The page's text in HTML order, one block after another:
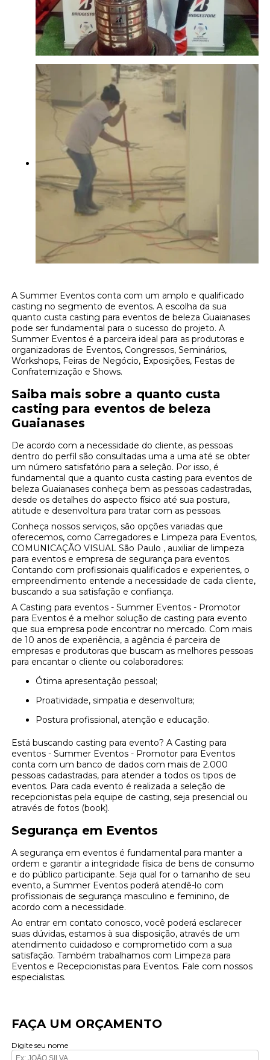
A Summer Eventos conta com um amplo e qualificado
casting no segmento de eventos. A escolha da sua
quanto custa casting para eventos de beleza Guaianases
pode ser fundamental para o sucesso do projeto. A
Summer Eventos é a parceira ideal para as produtoras e
organizadoras de Eventos, Congressos, Seminários,
Workshops, Feiras de Negócio, Exposições, Festas de
Confraternização e Shows.
Saiba mais sobre a quanto custa
casting para eventos de beleza
Guaianases
De acordo com a necessidade do cliente, as pessoas
dentro do perfil são consultadas uma a uma até se obter
um número satisfatório para a seleção. Por isso, é
fundamental que a quanto custa casting para eventos de
beleza Guaianases conheça bem as pessoas cadastradas,
desde os detalhes do aspecto físico até sua postura,
atitude e desenvoltura para tratar com as pessoas.
Conheça nossos serviços, são opções variadas que
oferecemos, como Carregadores e Limpeza para Eventos,
COMUNICAÇÃO VISUAL São Paulo , auxiliar de limpeza
para eventos e empresa de segurança para eventos.
Contando com profissionais qualificados e experientes, o
empreendimento entende a necessidade de cada cliente,
buscando a sua satisfação e confiança.
A Casting para eventos - Summer Eventos - Promotor
para Eventos é a melhor solução de casting para evento
que sua empresa pode encontrar no mercado. Com mais
de 10 anos de experiência, a agência é parceira de
empresas e produtoras que buscam as melhores pessoas
para encantar o cliente ou colaboradores:
Ótima apresentação pessoal;
Proatividade, simpatia e desenvoltura;
Postura profissional, atenção e educação.
Está buscando casting para evento? A Casting para
eventos - Summer Eventos - Promotor para Eventos
conta com um banco de dados com mais de 2.000
pessoas cadastradas, para atender a todos os tipos de
eventos. Para cada evento é realizada a seleção de
recepcionistas pela equipe de casting, seja presencial ou
através de fotos (book).
Segurança em Eventos
A segurança em eventos é fundamental para manter a
ordem e garantir a integridade física de bens de consumo
e do público participante. Seja qual for o tamanho de seu
evento, a Summer Eventos poderá atendê-lo com
profissionais de segurança masculino e feminino, de
acordo com a necessidade.
Ao entrar em contato conosco, você poderá esclarecer
suas dúvidas, estamos à sua disposição, através de um
atendimento cuidadoso e comprometido com a sua
satisfação. Também trabalhamos com Limpeza para
Eventos e Recepcionistas para Eventos. Fale com nossos
especialistas.
FAÇA UM ORÇAMENTO
Digite seu nome